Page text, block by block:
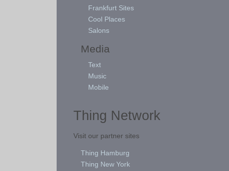
Frankfurt Sites
Cool Places
Salons
Media
Text
Music
Mobile
Thing Network
Visit our partner sites
Thing Hamburg
Thing New York